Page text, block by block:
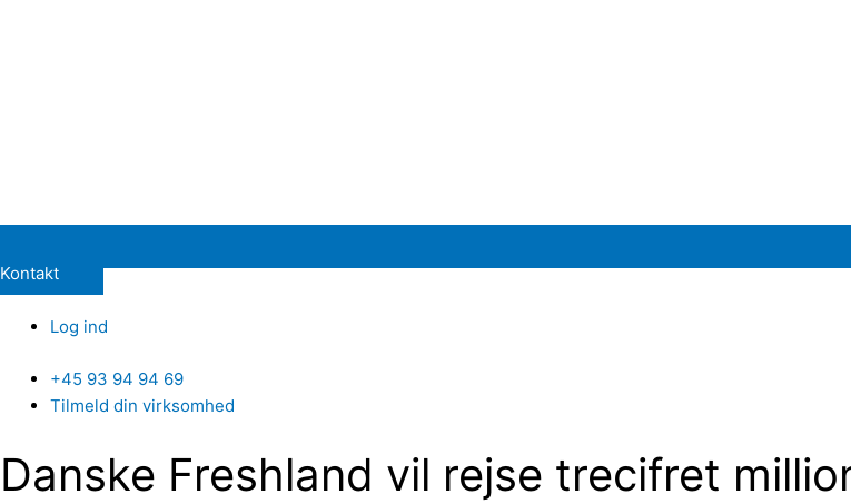
Kontakt
Log ind
+45 93 94 94 69
Tilmeld din virksomhed
Danske Freshland vil rejse trecifret